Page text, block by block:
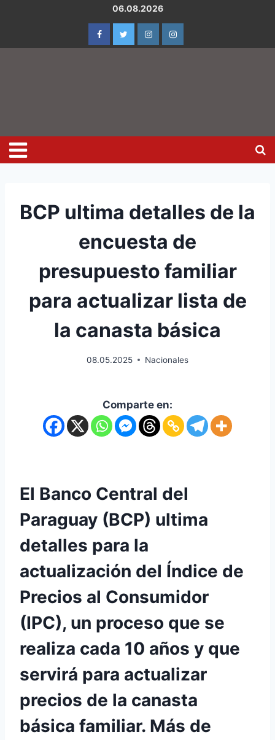
06.08.2026
BCP ultima detalles de la
encuesta de
presupuesto familiar
para actualizar lista de
la canasta básica
08.05.2025 Nacionales
Comparte en:
El Banco Central del
Paraguay (BCP) ultima
detalles para la
actualización del Índice de
Precios al Consumidor
(IPC), un proceso que se
realiza cada 10 años y que
servirá para actualizar
precios de la canasta
básica familiar. Más de